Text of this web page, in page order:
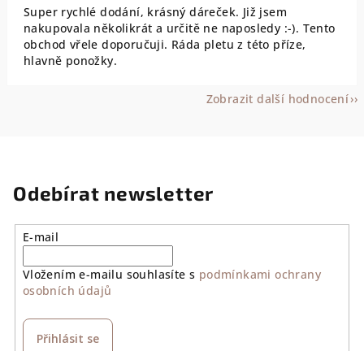
Super rychlé dodání, krásný dáreček. Již jsem
nakupovala několikrát a určitě ne naposledy :-). Tento
obchod vřele doporučuji. Ráda pletu z této příze,
hlavně ponožky.
Zobrazit další hodnocení
Odebírat newsletter
E-mail
Vložením e-mailu souhlasíte s podmínkami ochrany
osobních údajů
Přihlásit se